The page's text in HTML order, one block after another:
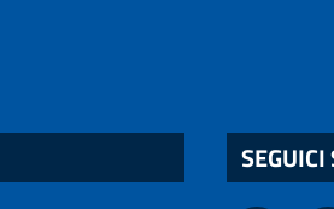
SEGUICI